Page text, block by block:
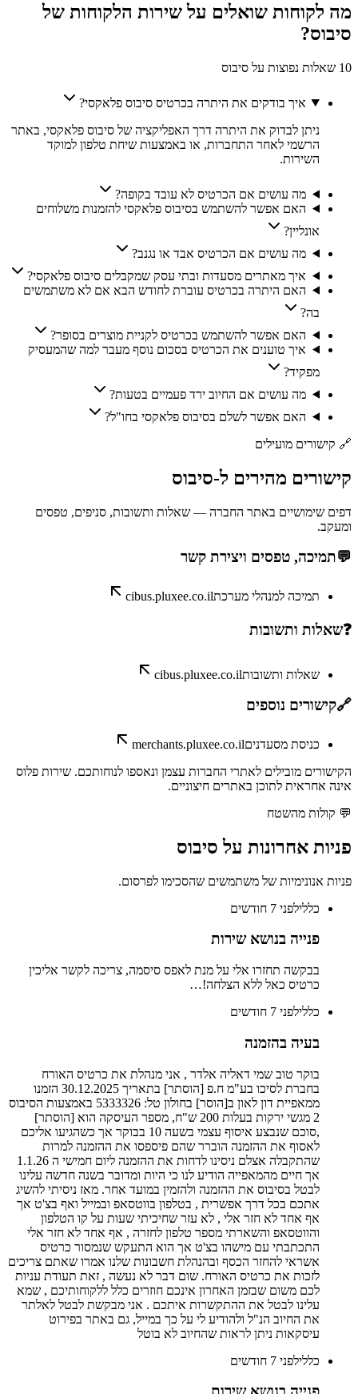
מה לקוחות שואלים על שירות הלקוחות של
סיבוס?
10 שאלות נפוצות על סיבוס
איך בודקים את היתרה בכרטיס סיבוס פלאקסי?
ניתן לבדוק את היתרה דרך האפליקציה של סיבוס פלאקסי, באתר
הרשמי לאחר התחברות, או באמצעות שיחת טלפון למוקד
השירות.
מה עושים אם הכרטיס לא עובד בקופה?
האם אפשר להשתמש בסיבוס פלאקסי להזמנות משלוחים
אונליין?
מה עושים אם הכרטיס אבד או נגנב?
איך מאתרים מסעדות ובתי עסק שמקבלים סיבוס פלאקסי?
האם היתרה בכרטיס עוברת לחודש הבא אם לא משתמשים
בה?
האם אפשר להשתמש בכרטיס לקניית מוצרים בסופר?
איך טוענים את הכרטיס בסכום נוסף מעבר למה שהמעסיק
מפקיד?
מה עושים אם החיוב ירד פעמיים בטעות?
האם אפשר לשלם בסיבוס פלאקסי בחו"ל?
🔗 קישורים מועילים
קישורים מהירים ל-סיבוס
דפים שימושיים באתר החברה — שאלות ותשובות, סניפים, טפסים
ומעקב.
💬תמיכה, טפסים ויצירת קשר
תמיכה למנהלי מערכתcibus.pluxee.co.il
❓שאלות ותשובות
שאלות ותשובותcibus.pluxee.co.il
🔗קישורים נוספים
כניסת מסעדניםmerchants.pluxee.co.il
הקישורים מובילים לאתרי החברות עצמן ונאספו לנוחותכם. שירות פלוס
אינה אחראית לתוכן באתרים חיצוניים.
💬 קולות מהשטח
פניות אחרונות על סיבוס
פניות אנונימיות של משתמשים שהסכימו לפרסום.
כללילפני 7 חודשים
פנייה בנושא שירות
בבקשה תחזרו אלי על מנת לאפס סיסמה, צריכה לקשר אליכין
כרטיס כאל ללא הצלחה!…
כללילפני 7 חודשים
בעיה בהזמנה
בוקר טוב שמי דאליה אלדר , אני מנהלת את כרטיס האורח
בחברת לסיכו בע"מ ח.פ [הוסתר] בתאריך 30.12.2025 הזמנו
ממאפיית דון לאון ב[הוסר] בחולון טל: 5333326 באמצעות הסיבוס
2 מגשי ירקות בעלות 200 ש"ח, מספר העיסקה הוא [הוסתר]
,סוכם שנבצע איסוף עצמי בשעה 10 בבוקר אך כשהגיעו אליכם
לאסוף את ההזמנה הוברר שהם פיספסו את ההזמנה למרות
שהתקבלה אצלם ניסינו לדחות את ההזמנה ליום חמישי ה 1.1.26
אך חיים מהמאפייה הודיע לנו כי היות ומדובר בשנה חדשה עלינו
לבטל בסיבוס את ההזמנה ולהזמין במועד אחר. מאז ניסיתי להשיג
אתכם בכל דרך אפשרית , בטלפון בווטסאפ ובמייל ואף בצ'ט אך
אף אחד לא חזר אלי , לא עזר שחיכיתי שעות על קו הטלפון
והווטסאפ והשארתי מספר טלפון לחזרה , אף אחד לא חזר אלי
התכתבתי עם מישהו בצ'ט אך הוא התעקש שנמסור כרטיס
אשראי להחזר הכסף ובהנהלת חשבונות שלנו אמרו שאתם צריכים
לזכות את כרטיס האורח. שום דבר לא נעשה , זאת תעודת עניות
לכם משום שבזמן האחרון אינכם חוזרים כלל ללקוחותיכם , שמא
עלינו לבטל את ההתקשרות איתכם . אני מבקשת לבטל לאלתר
את החיוב הנ"ל ולהודיע לי על כך במייל, גם באתר בפירוט
עיסקאות ניתן לראות שהחיוב לא בוטל
כללילפני 7 חודשים